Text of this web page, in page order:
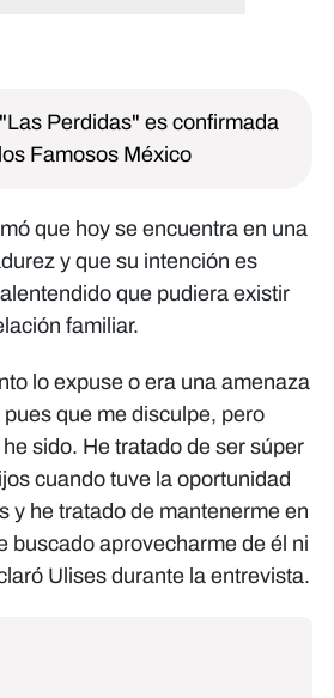
Perdidas" es confirmada
Famosos México
que hoy se encuentra en una
y que su intención es
que pudiera existir
familiar.
lo expuse o era una amenaza
que me disculpe, pero
sido. He tratado de ser súper
cuando tuve la oportunidad
y he tratado de mantenerme en
buscado aprovecharme de él ni
Ulises durante la entrevista.